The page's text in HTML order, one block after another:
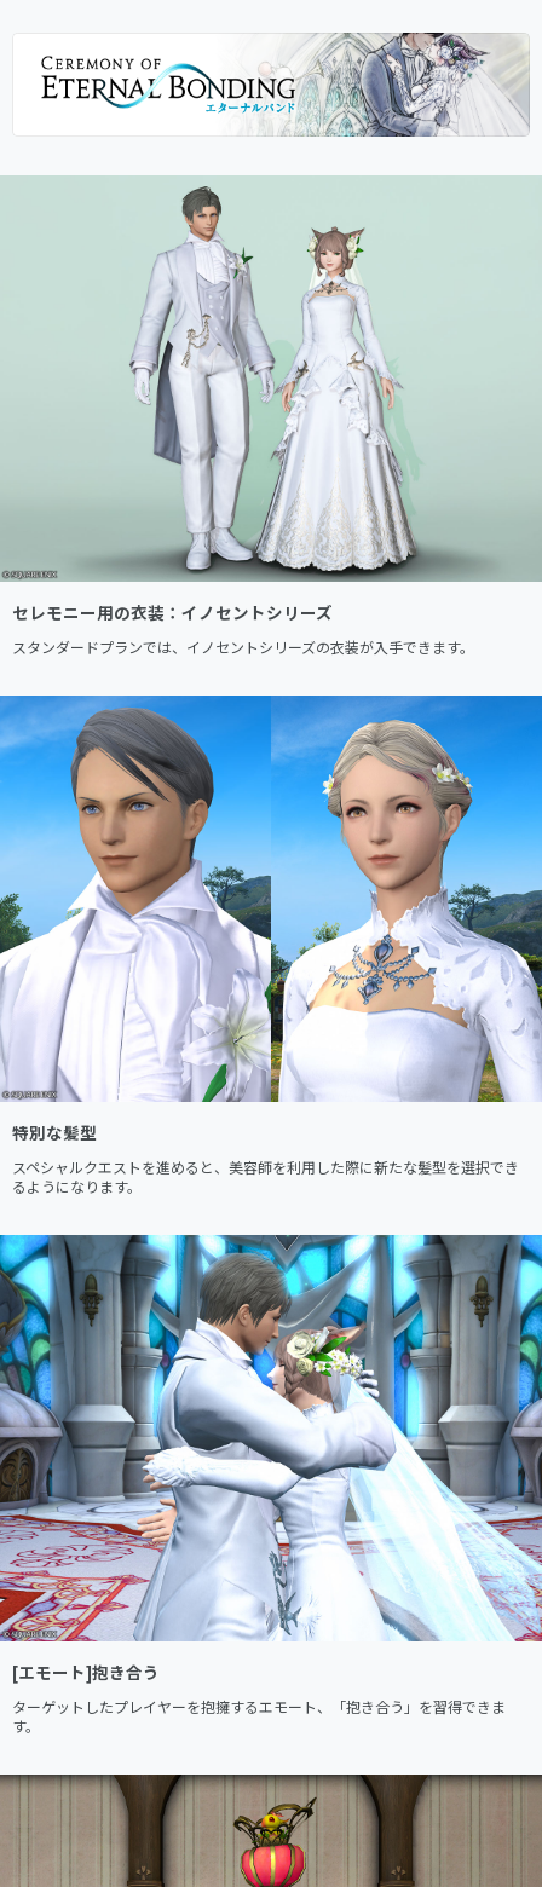
セレモニー用の衣装：イノセントシリーズ
スタンダードプランでは、イノセントシリーズの衣装が入手できます。
特別な髪型
スペシャルクエストを進めると、美容師を利用した際に新たな髪型を選択でき
るようになります。
[エモート]抱き合う
ターゲットしたプレイヤーを抱擁するエモート、「抱き合う」を習得できま
す。